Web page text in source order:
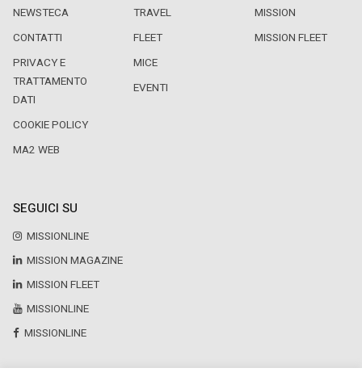
NEWSTECA
CONTATTI
PRIVACY E
TRATTAMENTO
DATI
COOKIE POLICY
MA2 WEB
TRAVEL
FLEET
MICE
EVENTI
MISSION
MISSION FLEET
SEGUICI SU
MISSIONLINE
MISSION MAGAZINE
MISSION FLEET
MISSIONLINE
MISSIONLINE